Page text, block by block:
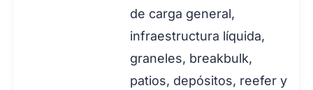
de carga general,
infraestructura líquida,
graneles, breakbulk,
patios, depósitos, reefer y